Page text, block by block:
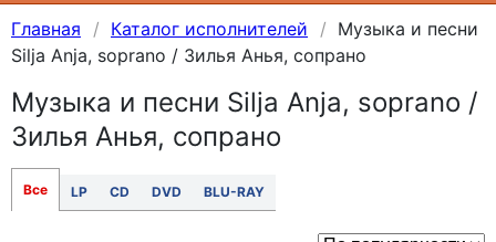
Главная Каталог исполнителей
Музыка и песни
Silja Anja, soprano / Зилья Анья, сопрано
Музыка и песни Silja Anja, soprano /
Зилья Анья, сопрано
Все LP CD DVD BLU-RAY